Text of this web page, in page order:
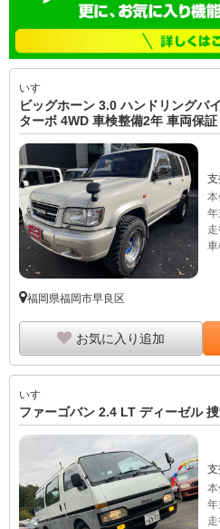
いすゞ
ビッグホーン 3.0 ハンドリングバ
ターボ 4WD 車検整備2年 車両保
車
福岡県福岡市早良区
お気に入り追加
いすゞ
ファーゴバン 2.4 LT ディーゼル